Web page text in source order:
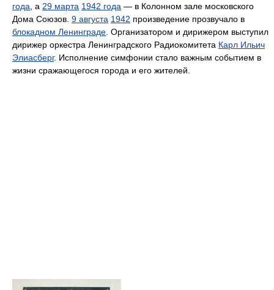
года , а 29 марта 1942 года — в Колонном зале московского
Дома Союзов. 9 августа 1942 произведение прозвучало в
блокадном Ленинграде . Организатором и дирижером выступил
дирижер оркестра Ленинградского Радиокомитета Карл Ильич
Элиасберг. Исполнение симфонии стало важным событием в
жизни сражающегося города и его жителей.